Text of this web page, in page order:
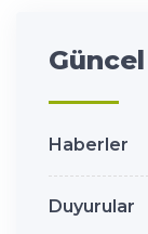
Güncel
Haberler
Duyurular